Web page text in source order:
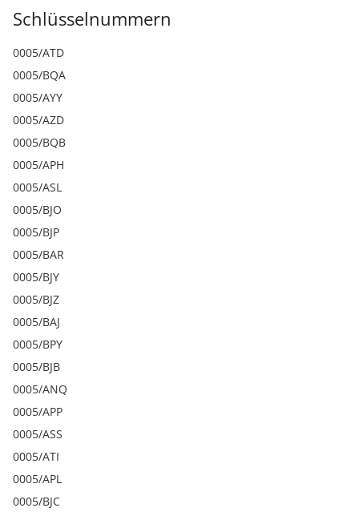
Schlüsselnummern
0005/ATD
0005/BQA
0005/AYY
0005/AZD
0005/BQB
0005/APH
0005/ASL
0005/BJO
0005/BJP
0005/BAR
0005/BJY
0005/BJZ
0005/BAJ
0005/BPY
0005/BJB
0005/ANQ
0005/APP
0005/ASS
0005/ATI
0005/APL
0005/BJC